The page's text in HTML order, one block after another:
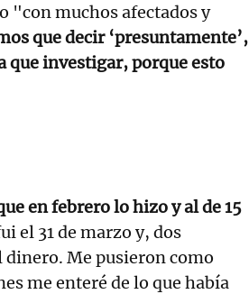
"con muchos afectados y
que decir ‘presuntamente’,
que investigar, porque esto
en febrero lo hizo y al de 15
el 31 de marzo y, dos
dinero. Me pusieron como
me enteré de lo que había